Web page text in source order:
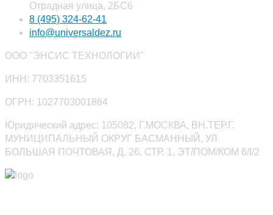
Отрадная улица, 2БС6
8 (495) 324-62-41
info@universaldez.ru
ООО "ЭНСИС ТЕХНОЛОГИИ"
ИНН: 7703351615
ОГРН: 1027703001864
Юридический адрес: 105082, Г.МОСКВА, ВН.ТЕР.Г.
МУНИЦИПАЛЬНЫЙ ОКРУГ БАСМАННЫЙ, УЛ
БОЛЬШАЯ ПОЧТОВАЯ, Д. 26, СТР. 1, ЭТ/ПОМ/КОМ 6/I/2